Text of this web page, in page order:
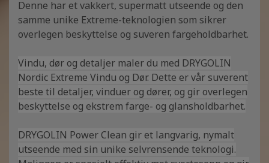
Denne har et vakkert, supermatt utseende og den
samme unike Extreme-teknologien som sikrer
overlegen beskyttelse og suveren fargeholdbarhet.
Vindu, dør og detaljer maler du med DRYGOLIN
Nordic Extreme Vindu og Dør. Dette er vår suverent
beste til detaljer, vinduer og dører, og gir overlegen
beskyttelse og ekstrem farge- og glansholdbarhet.
DRYGOLIN Power Clean gir et langvarig, nymalt
utseende med sin unike selvrensende teknologi.